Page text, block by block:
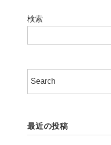
検索
最近の投稿